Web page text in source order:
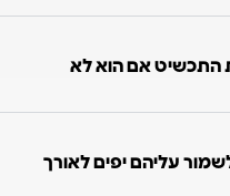
התכשיט אם הוא לא
עליהם יפים לאורך